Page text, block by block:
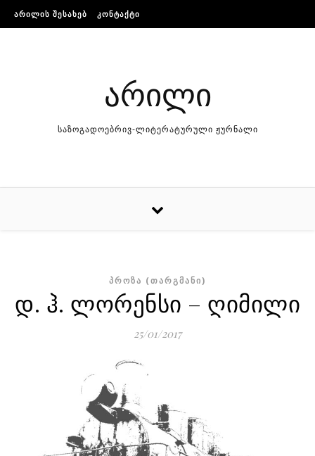
Skip to content
ᲐᲠᲘᲚᲘᲡ ᲨᲔᲡᲐᲮᲔᲑ ᲙᲝᲜᲢᲐᲥᲢᲘ
არილი
საზოგადოებრივ-ლიტერატურული ჟურნალი
ᲞᲠᲝᲖᲐ (ᲗᲐᲠᲒᲛᲐᲜᲘ)
დ. ჰ. ლორენსი – ღიმილი
25/01/2017